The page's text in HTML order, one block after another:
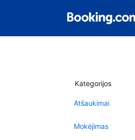
Kategorijos
Atšaukimai
Mokėjimas